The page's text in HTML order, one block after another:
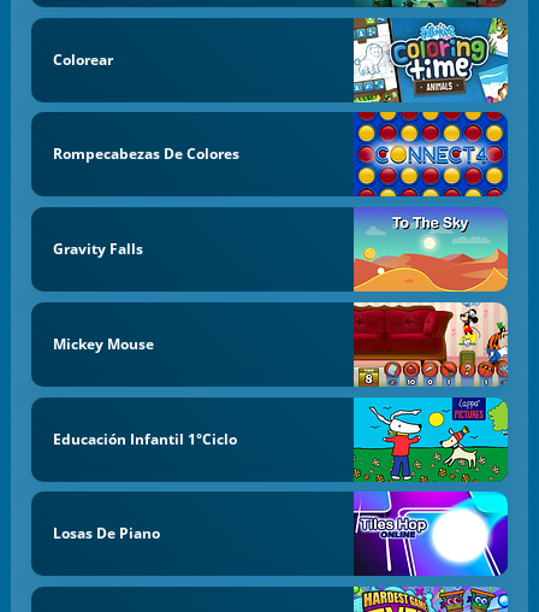
Colorear
Rompecabezas De Colores
Gravity Falls
Mickey Mouse
Educación Infantil 1°Ciclo
Losas De Piano